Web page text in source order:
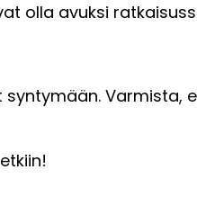
olla avuksi
syntymään. Varmista,